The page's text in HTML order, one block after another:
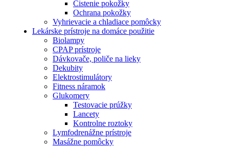
Čistenie pokožky
Ochrana pokožky
Vyhrievacie a chladiace pomôcky
Lekárske prístroje na domáce použitie
Biolampy
CPAP prístroje
Dávkovače, poliče na lieky
Dekubity
Elektrostimulátory
Fitness náramok
Glukomery
Testovacie prúžky
Lancety
Kontrolne roztoky
Lymfodrenážne prístroje
Masážne pomôcky